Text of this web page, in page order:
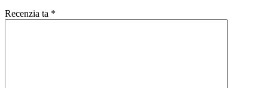
Recenzia ta *